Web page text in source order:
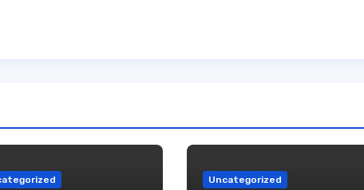
Uncategorized